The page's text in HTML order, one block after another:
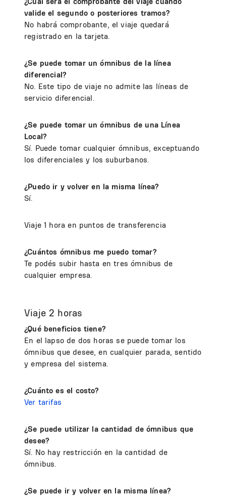
valide el segundo o posteriores tramos?
No habrá comprobante, el viaje quedará
registrado en la tarjeta.
¿Se puede tomar un ómnibus de la línea
diferencial?
No. Este tipo de viaje no admite las líneas de
servicio diferencial.
¿Se puede tomar un ómnibus de una Línea
Local?
Sí. Puede tomar cualquier ómnibus, exceptuando
los diferenciales y los suburbanos.
¿Puedo ir y volver en la misma línea?
Sí.
Viaje 1 hora en puntos de transferencia
¿Cuántos ómnibus me p​uedo tomar?
Te podés subir hasta en tres ómnibus de
cualquier empresa.
Viaje 2 horas
¿Qué beneficios tiene?
En el lapso de dos horas se puede tomar los
ómnibus que desee, en cualquier parada, sentido
y empresa del sistema.
¿Cuánto es el costo?
Ver tarifas
¿Se puede utilizar la cantidad de ómnibus que
desee?
Sí. No hay restricción en la cantidad de
ómnibus.
¿Se puede ir y volver en la misma línea?